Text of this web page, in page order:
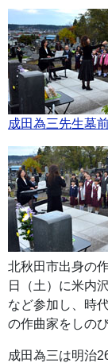
成田為三先生墓
北秋田市出身の
日（土）に米内
など参加し、時
の作曲家をしの
成田為三は明治